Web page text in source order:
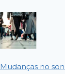
Mudanças no